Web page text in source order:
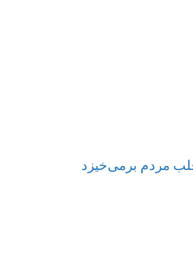
مردم برمی‌خیزد